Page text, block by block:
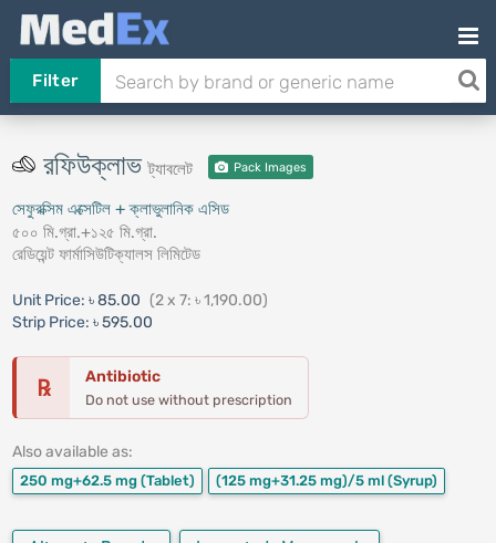
Filter
রফিউক্লাভট্যাবলেট Pack Images
সেফুরক্সিম এক্সেটিল + ক্লাভুলানিক এসিড
৫০০ মি.গ্রা.+১২৫ মি.গ্রা.
রেডিয়েন্ট ফার্মাসিউটিক্যালস লিমিটেড
Unit Price: ৳ 85.00 (2 x 7: ৳ 1,190.00)
Strip Price: ৳ 595.00
℞ Antibiotic
Do not use without prescription
Also available as:
250 mg+62.5 mg (Tablet) (125 mg+31.25 mg)/5 ml (Syrup)